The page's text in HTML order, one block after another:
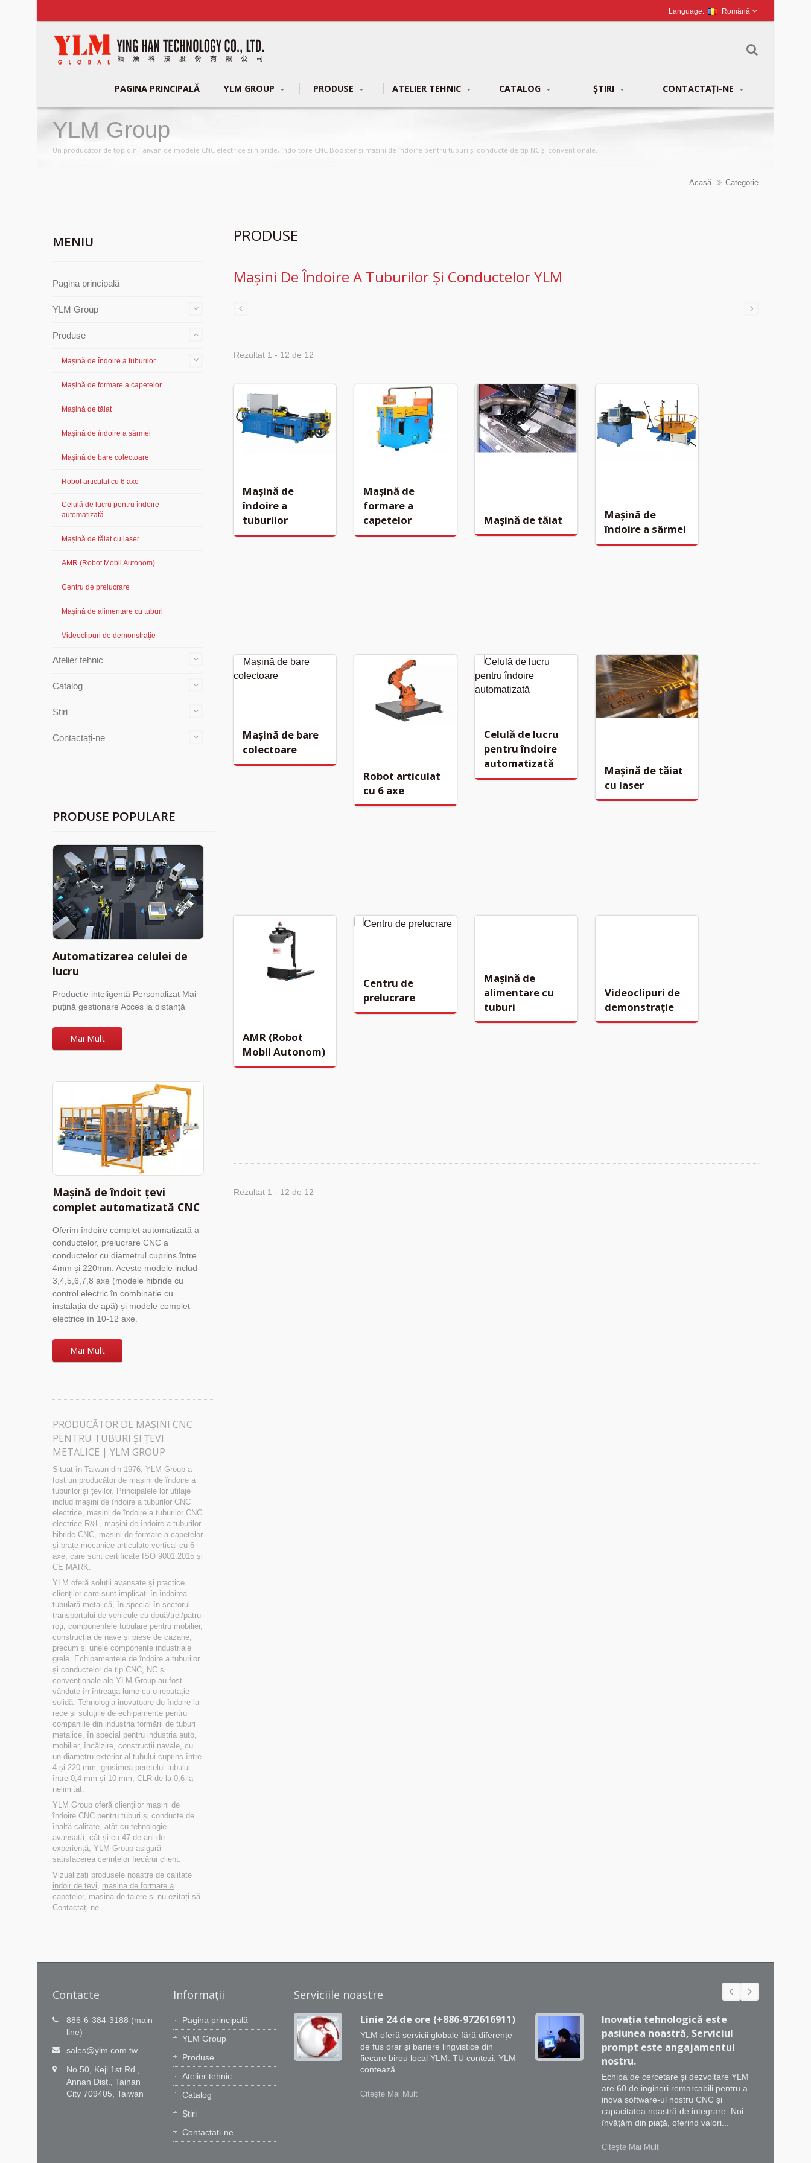
Română
PAGINA PRINCIPALĂ YLM GROUP PRODUSE ATELIER TEHNIC CATALOG ȘTIRI CONTACTAȚI-NE
YLM Group
Un producător de top din Taiwan de modele CNC electrice și hibride, îndoitore CNC Booster și mașini de îndoire pentru tuburi și conducte de tip NC și convenționale.
Acasă Categorie
MENIU
Pagina principală
YLM Group
Produse
Mașină de îndoire a tuburilor
Mașină de formare a capetelor
Mașină de tăiat
Mașină de îndoire a sârmei
Mașină de bare colectoare
Robot articulat cu 6 axe
Celulă de lucru pentru îndoire
automatizată
Mașină de tăiat cu laser
AMR (Robot Mobil Autonom)
Centru de prelucrare
Mașină de alimentare cu tuburi
Videoclipuri de demonstrație
Atelier tehnic
Catalog
Știri
Contactați-ne
PRODUSE POPULARE
Automatizarea celulei de
lucru
Producție inteligentă Personalizat Mai
puțină gestionare Acces la distanță
Mai Mult
Mașină de îndoit țevi
complet automatizată CNC
Oferim îndoire complet automatizată a
conductelor, prelucrare CNC a
conductelor cu diametrul cuprins între
4mm și 220mm. Aceste modele includ
3,4,5,6,7,8 axe (modele hibride cu
control electric în combinație cu
instalația de apă) și modele complet
electrice în 10-12 axe.
Mai Mult
PRODUCĂTOR DE MAȘINI CNC
PENTRU TUBURI ȘI ȚEVI
METALICE | YLM GROUP
Situat în Taiwan din 1976, YLM Group a
fost un producător de mașini de îndoire a
tuburilor și țevilor. Principalele lor utilaje
includ mașini de îndoire a tuburilor CNC
electrice, mașini de îndoire a tuburilor CNC
electrice R&L, mașini de îndoire a tuburilor
hibride CNC, mașini de formare a capetelor
și brațe mecanice articulate vertical cu 6
axe, care sunt certificate ISO 9001:2015 și
CE MARK.
YLM oferă soluții avansate și practice
clienților care sunt implicați în îndoirea
tubulară metalică, în special în sectorul
transportului de vehicule cu două/trei/patru
roți, componentele tubulare pentru mobilier,
construcția de nave și piese de cazane,
precum și unele componente industriale
grele. Echipamentele de îndoire a tuburilor
și conductelor de tip CNC, NC și
convenționale ale YLM Group au fost
vândute în întreaga lume cu o reputație
solidă. Tehnologia inovatoare de îndoire la
rece și soluțiile de echipamente pentru
companiile din industria formării de tuburi
metalice, în special pentru industria auto,
mobilier, încălzire, construcții navale, cu
un diametru exterior al tubului cuprins între
4 și 220 mm, grosimea peretelui tubului
între 0,4 mm și 10 mm, CLR de la 0,6 la
nelimitat.
YLM Group oferă clienților mașini de
îndoire CNC pentru tuburi și conducte de
înaltă calitate, atât cu tehnologie
avansată, cât și cu 47 de ani de
experiență, YLM Group asigură
satisfacerea cerințelor fiecărui client.
Vizualizați produsele noastre de calitate
indoir de tevi, masina de formare a
capetelor, masina de taiere și nu ezitați să
Contactați-ne.
PRODUSE
Mașini De Îndoire A Tuburilor Și Conductelor YLM
Rezultat 1 - 12 de 12
Mașină de
îndoire a
tuburilor
Mașină de
formare a
capetelor
Mașină de tăiat
Mașină de
îndoire a sârmei
Mașină de bare
colectoare
Robot articulat
cu 6 axe
Celulă de lucru
pentru îndoire
automatizată
Mașină de tăiat
cu laser
AMR (Robot
Mobil Autonom)
Centru de
prelucrare
Mașină de
alimentare cu
tuburi
Videoclipuri de
demonstrație
Rezultat 1 - 12 de 12
Contacte
886-6-384-3188 (main
line)
sales@ylm.com.tw
No.50, Keji 1st Rd.,
Annan Dist., Tainan
City 709405, Taiwan
Informații
Pagina principală
YLM Group
Produse
Atelier tehnic
Catalog
Știri
Contactați-ne
Serviciile noastre
Inovația tehnologică este
pasiunea noastră, Serviciul
prompt este angajamentul
Echipa de cercetare și dezvoltare YLM
are 60 de ingineri remarcabili pentru a
inova software-ul nostru CNC și
capacitatea noastră de integrare. Noi
învățăm din piață, oferind valori...
Linie 24 de ore (+886-972616911)
YLM oferă servicii globale fără diferențe
de fus orar și bariere lingvistice din
fiecare birou local YLM. TU contezi, YLM
contează.
Citește Mai Mult
Inovația tehnologică este
pasiunea noastră, Serviciul
prompt este angajamentul
nostru.
Echipa de cercetare și dezvoltare YLM
are 60 de ingineri remarcabili pentru a
inova software-ul nostru CNC și
capacitatea noastră de integrare. Noi
învățăm din piață, oferind valori...
Citește Mai Mult